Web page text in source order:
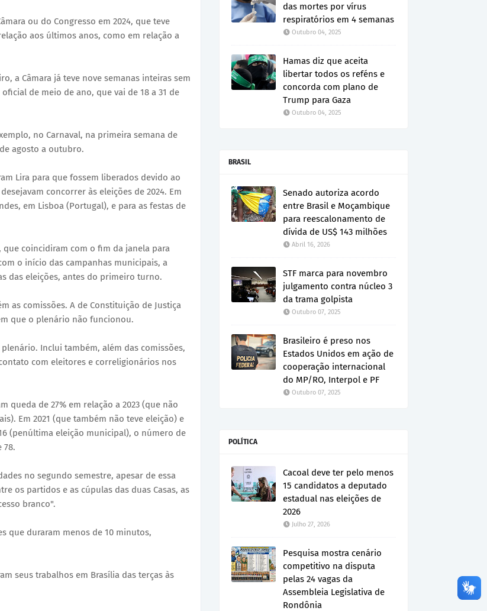
ou do Congresso em 2024, que teve
aos últimos anos, como em relação a
a Câmara já teve nove semanas inteiras sem
de meio de ano, que vai de 18 a 31 de
no Carnaval, na primeira semana de
agosto a outubro.
Lira para que fossem liberados devido ao
concorrer às eleições de 2024. Em
em Lisboa (Portugal), e para as festas de
que coincidiram com o fim da janela para
o início das campanhas municipais, a
das eleições, antes do primeiro turno.
as comissões. A de Constituição de Justiça
que o plenário não funcionou.
Inclui também, além das comissões,
com eleitores e correligionários nos
queda de 27% em relação a 2023 (que não
Em 2021 (que também não teve eleição) e
(penúltima eleição municipal), o número de
78.
no segundo semestre, apesar de essa
os partidos e as cúpulas das duas Casas, as
branco".
que duraram menos de 10 minutos,
seus trabalhos em Brasília das terças às
das mortes por vírus
respiratórios em 4 semanas
Outubro 04, 2025
Hamas diz que aceita
libertar todos os reféns e
concorda com plano de
Trump para Gaza
Outubro 04, 2025
BRASIL
Senado autoriza acordo
entre Brasil e Moçambique
para reescalonamento de
dívida de US$ 143 milhões
Abril 16, 2026
STF marca para novembro
julgamento contra núcleo 3
da trama golpista
Outubro 07, 2025
Brasileiro é preso nos
Estados Unidos em ação de
cooperação internacional
do MP/RO, Interpol e PF
Outubro 07, 2025
POLÍTICA
Cacoal deve ter pelo menos
15 candidatos a deputado
estadual nas eleições de
2026
Julho 27, 2026
Pesquisa mostra cenário
competitivo na disputa
pelas 24 vagas da
Assembleia Legislativa de
Rondônia